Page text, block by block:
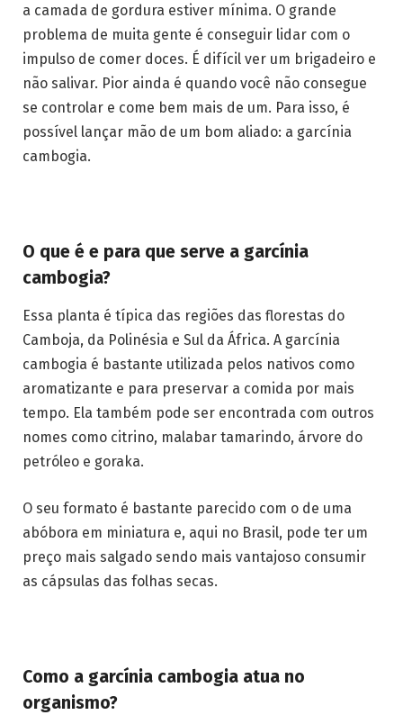
a camada de gordura estiver mínima. O grande
problema de muita gente é conseguir lidar com o
impulso de comer doces. É difícil ver um brigadeiro e
não salivar. Pior ainda é quando você não consegue
se controlar e come bem mais de um. Para isso, é
possível lançar mão de um bom aliado: a garcínia
cambogia.
O que é e para que serve a garcínia
cambogia?
Essa planta é típica das regiões das florestas do
Camboja, da Polinésia e Sul da África. A garcínia
cambogia é bastante utilizada pelos nativos como
aromatizante e para preservar a comida por mais
tempo. Ela também pode ser encontrada com outros
nomes como citrino, malabar tamarindo, árvore do
petróleo e goraka.
O seu formato é bastante parecido com o de uma
abóbora em miniatura e, aqui no Brasil, pode ter um
preço mais salgado sendo mais vantajoso consumir
as cápsulas das folhas secas.
Como a garcínia cambogia atua no
organismo?